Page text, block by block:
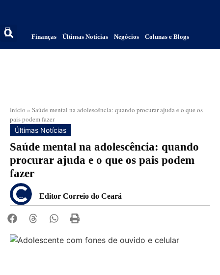
Finanças Últimas Notícias Negócios Colunas e Blogs
Início » Saúde mental na adolescência: quando procurar ajuda e o que os
pais podem fazer
Últimas Notícias
Saúde mental na adolescência: quando
procurar ajuda e o que os pais podem
fazer
Editor Correio do Ceará